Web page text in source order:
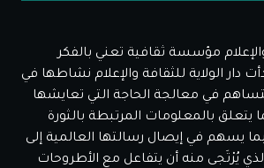
والإعلام مؤسسة ثقافية تعني بالفكر
دار الولاية للثقافة والإعلام نشاطها في
1413هـ لتساهم في معالجة الحاجة التي تعايشها
يتعلق بالمعلومات المرتبطة بالثورة
بما يسهم في إيصال رسالتها العالمية إلى
يُرْتَجى منه أن يتفاعل مع الأطروحات